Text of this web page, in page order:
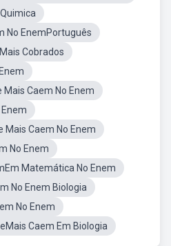
No EnemPortuguês
Cobrados
Caem No Enem
Mais Caem No Enem
No Enem
Matemática No Enem
No Enem Biologia
No Enem
Caem Em Biologia